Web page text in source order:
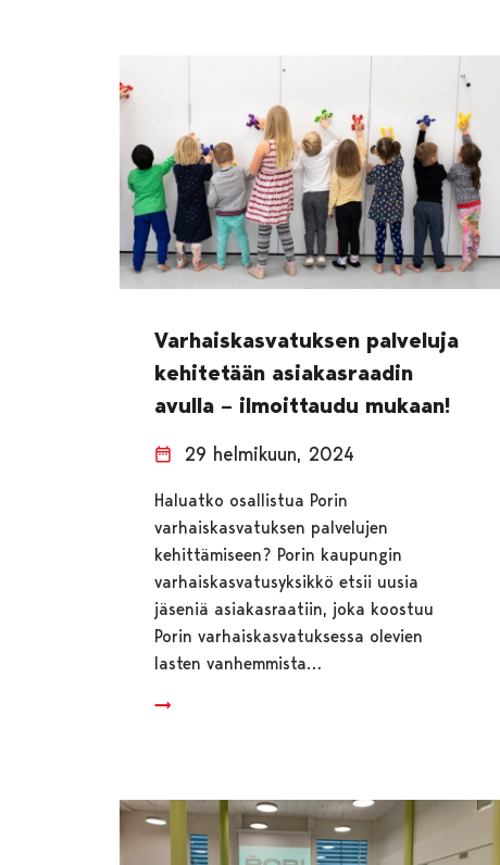
Varhaiskasvatuksen palveluja
kehitetään asiakasraadin
avulla – ilmoittaudu mukaan!
29 helmikuun, 2024
Haluatko osallistua Porin
varhaiskasvatuksen palvelujen
kehittämiseen? Porin kaupungin
varhaiskasvatusyksikkö etsii uusia
jäseniä asiakasraatiin, joka koostuu
Porin varhaiskasvatuksessa olevien
lasten vanhemmista…